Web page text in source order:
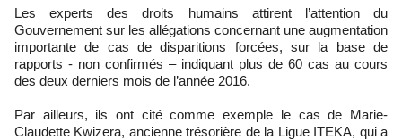
Les experts des droits humains attirent l’attention du
Gouvernement sur les allégations concernant une augmentation
importante de cas de disparitions forcées, sur la base de
rapports - non confirmés – indiquant plus de 60 cas au cours
des deux derniers mois de l’année 2016.
Par ailleurs, ils ont cité comme exemple le cas de Marie-
Claudette Kwizera, ancienne trésorière de la Ligue ITEKA, qui a